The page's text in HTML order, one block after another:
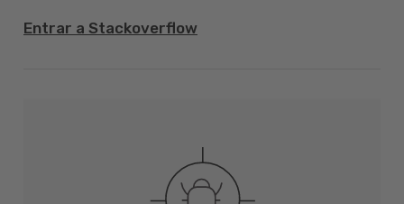
Entrar a Stackoverflow